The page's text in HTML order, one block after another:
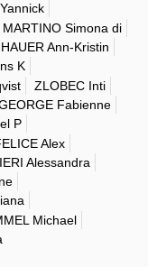
MARTINO Simona di
Ann-Kristin
K
ZLOBEC Inti
Fabienne
P
Alex
Alessandra
Michael